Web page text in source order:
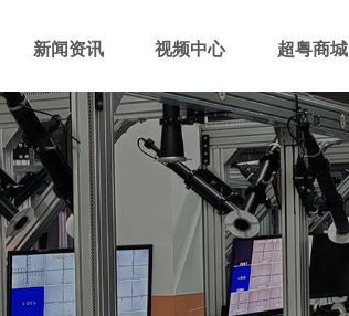
新闻资讯 视频中心 超粤商城